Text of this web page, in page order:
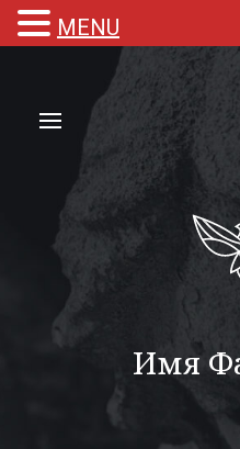
Имя
MENU